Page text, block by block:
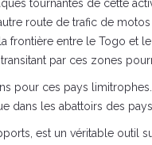
tournantes de cette
route de trafic de
frontière entre le Togo et
par ces zones
pour ces pays
les abattoirs des
est un véritable outil